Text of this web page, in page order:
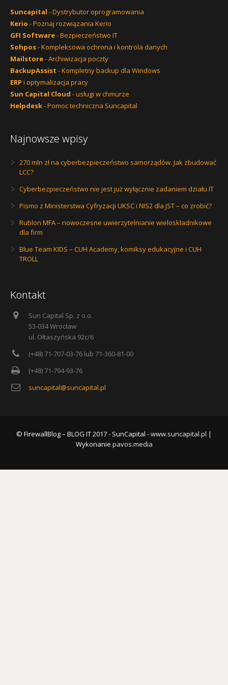
Suncapital - Dystrybutor oprogramowania
Kerio - Poznaj rozwiązania Kerio
GFI Software- Bezpieczeństwo IT
Sohpos- Kompleksowa ochrona i kontrola danych
Mailstore- Archiwizacja poczty
BackupAssist - Kompletny backup dla Windows
ERP i optymalizacja pracy
Sun Capital Cloud - usługi w chmurze
Helpdesk- Pomoc techniczna Suncapital
Najnowsze wpisy
270 mln zł na cyberbezpieczeństwo samorządów. Jak zbudować
LCC?
Cyberbezpieczeństwo nie jest już wyłącznie zadaniem działu IT
Pismo z Ministerstwa Cyfryzacji UKSC i NIS2 dla JST – co zrobić?
Rublon MFA – nowoczesne uwierzytelnianie wieloskładnikowe
dla firm
Blue Team KIDS – CUH Academy, komiksy edukacyjne i CUH
TROLL
Kontakt
Sun Capital Sp. z o.o.
53-034 Wrocław
ul. Ołtaszyńska 92c/6
(+48) 71-707-03-76 lub 71-360-81-00
(+48) 71-794-93-76
suncapital@suncapital.pl
© FirewallBlog – BLOG IT 2017 - SunCapital -www.suncapital.pl |
Wykonanie pavos.media